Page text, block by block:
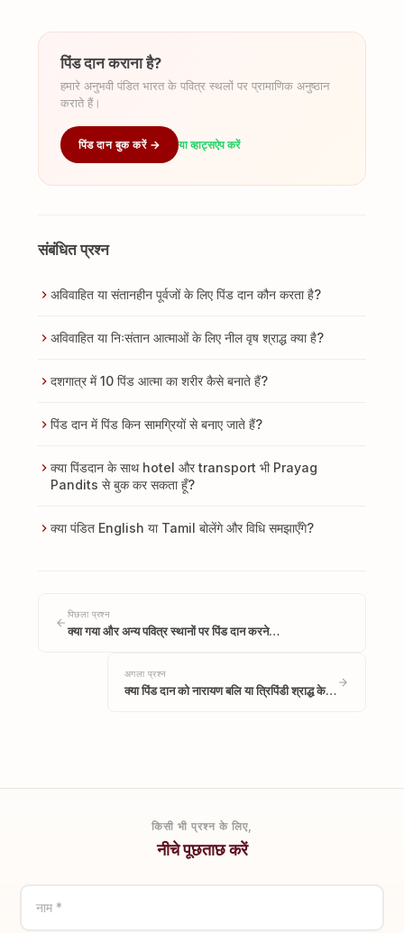
पिंड दान कराना है?
हमारे अनुभवी पंडित भारत के पवित्र स्थलों पर प्रामाणिक अनुष्ठान
कराते हैं।
पिंड दान बुक करें → या व्हाट्सऐप करें
संबंधित प्रश्न
अविवाहित या संतानहीन पूर्वजों के लिए पिंड दान कौन करता है?
अविवाहित या निःसंतान आत्माओं के लिए नील वृष श्राद्ध क्या है?
दशगात्र में 10 पिंड आत्मा का शरीर कैसे बनाते हैं?
पिंड दान में पिंड किन सामग्रियों से बनाए जाते हैं?
क्या पिंडदान के साथ hotel और transport भी Prayag
Pandits से बुक कर सकता हूँ?
क्या पंडित English या Tamil बोलेंगे और विधि समझाएँगे?
पिछला प्रश्न
क्या गया और अन्य पवित्र स्थानों पर पिंड दान करने…
अगला प्रश्न
क्या पिंड दान को नारायण बलि या त्रिपिंडी श्राद्ध के…
किसी भी प्रश्न के लिए,
नीचे पूछताछ करें
नाम *